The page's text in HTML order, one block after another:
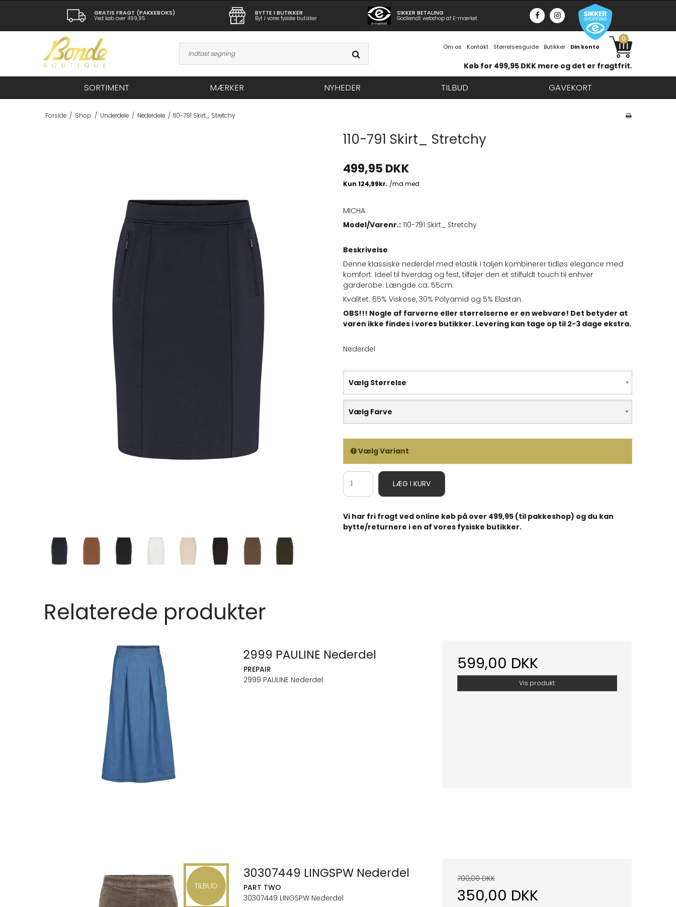
GRATIS FRAGT (PAKKEBOKS)
Ved køb over 499,95
BYTTE I BUTIKKER
Byt i vores fysiske butikker
SIKKER BETALING
Godkendt webshop af E-mærket
Om os Kontakt Størrelsesguide Butikker Din konto
0
Køb for 499,95 DKK mere og det er fragtfrit.
SORTIMENT MÆRKER NYHEDER TILBUD GAVEKORT
Forside / Shop / Underdele / Nederdele / 110-791 Skirt_ Stretchy
110-791 Skirt_ Stretchy
499,95 DKK
MICHA
Model/Varenr.: 110-791 Skirt_ Stretchy
Beskrivelse
Denne klassiske nederdel med elastik i taljen kombinerer tidløs elegance med
komfort. Ideel til hverdag og fest, tilføjer den et stilfuldt touch til enhver
garderobe. Længde ca. 55cm.
Kvalitet: 65% Viskose, 30% Polyamid og 5% Elastan.
OBS!!! Nogle af farverne eller størrelserne er en webvare! Det betyder at
varen ikke findes i vores butikker. Levering kan tage op til 2-3 dage ekstra.
Nederdel
Vælg Størrelse
Vælg Farve
Vælg Variant
LÆG I KURV
Vi har fri fragt ved online køb på over 499,95 (til pakkeshop) og du kan
bytte/returnere i en af vores fysiske butikker.
Relaterede produkter
2999 PAULINE Nederdel
PREPAIR
2999 PAULINE Nederdel
599,00 DKK
Vis produkt
TILBUD
30307449 LINGSPW Nederdel
PART TWO
30307449 LINGSPW Nederdel
700,00 DKK
350,00 DKK